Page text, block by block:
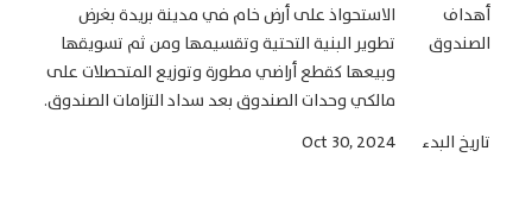
أهداف
الصندوق
الاستحواذ على أرض خام في مدينة بريدة بغرض
تطوير البنية التحتية وتقسيمها ومن ثم تسويقها
وبيعها كقطع أراضي مطورة وتوزيع المتحصلات على
مالكي وحدات الصندوق بعد سداد التزامات الصندوق.
تاريخ البدء
Oct 30, 2024